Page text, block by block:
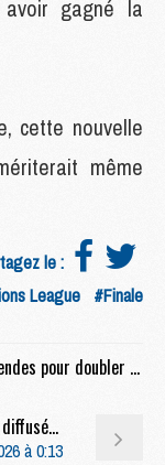
gagné la
cette nouvelle
même
le :
League #Finale
Mercato : Un protégé de Jorge Mendes pour doubler Nuno Mendes au PSG ?
Match : Des images inédites de PSG/Arsenal diffusées
à 0:13